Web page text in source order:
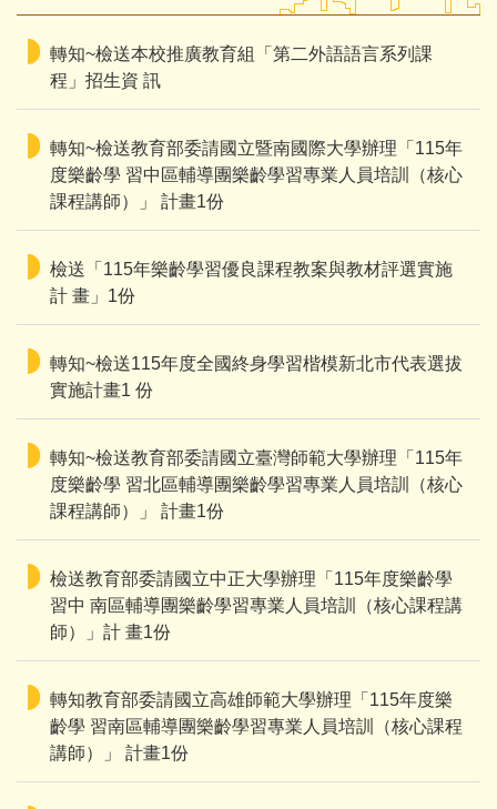
行政處室
樂齡中心
行政公務網站
成果專區
活動花絮
網站連結
轉知~檢送本校推廣教育組「第二外語語言系列課
程」招生資 訊
轉知~檢送教育部委請國立暨南國際大學辦理「115年
度樂齡學 習中區輔導團樂齡學習專業人員培訓（核心
課程講師）」 計畫1份
檢送「115年樂齡學習優良課程教案與教材評選實施
計 畫」1份
轉知~檢送115年度全國終身學習楷模新北市代表選拔
實施計畫1 份
轉知~檢送教育部委請國立臺灣師範大學辦理「115年
度樂齡學 習北區輔導團樂齡學習專業人員培訓（核心
課程講師）」 計畫1份
檢送教育部委請國立中正大學辦理「115年度樂齡學
習中 南區輔導團樂齡學習專業人員培訓（核心課程講
師）」計 畫1份
轉知教育部委請國立高雄師範大學辦理「115年度樂
齡學 習南區輔導團樂齡學習專業人員培訓（核心課程
講師）」 計畫1份